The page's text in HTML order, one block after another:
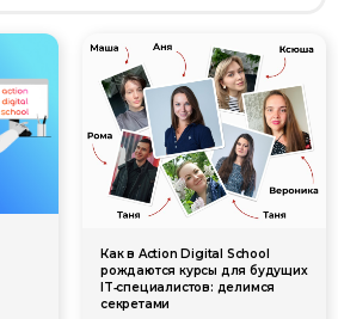
Как в Action Digital School
рождаются курсы для будущих
IT‑специалистов: делимся
секретами